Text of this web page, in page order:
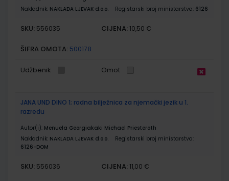
Nakladnik: NAKLADA LJEVAK d.o.o. Registarski broj ministarstva: 6126
SKU: 556035 CIJENA: 10,50 €
ŠIFRA OMOTA: 500178
Udžbenik Omot
JANA UND DINO 1; radna bilježnica za njemački jezik u 1.
razredu
Autor(i): Menuela Georgiakaki Michael Priesteroth
Nakladnik: NAKLADA LJEVAK d.o.o.
Registarski broj ministarstva:
6126-DOM
SKU: 556036 CIJENA: 11,00 €